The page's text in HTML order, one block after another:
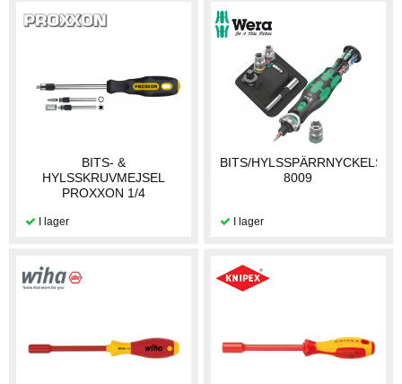
BITS- &
HYLSSKRUVMEJSEL
PROXXON 1/4
BITS/
8009